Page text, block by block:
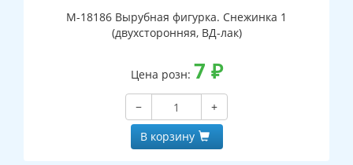
М-18186 Вырубная фигурка. Снежинка 1
(двухсторонняя, ВД-лак)
Цена розн: 7 ₽
−
+
В корзину